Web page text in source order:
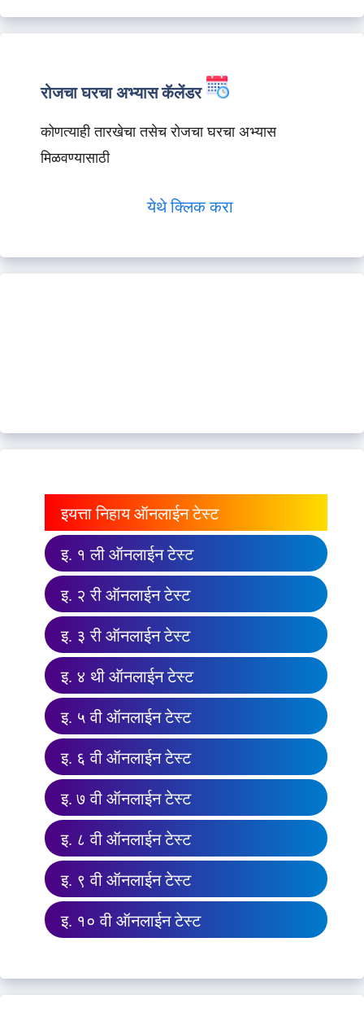
रोजचा घरचा अभ्यास कॅलेंडर
कोणत्याही तारखेचा तसेच रोजचा घरचा अभ्यास
मिळवण्यासाठी
येथे क्लिक करा
इयत्ता निहाय ऑनलाईन टेस्ट
इ. १ ली ऑनलाईन टेस्ट
इ. २ री ऑनलाईन टेस्ट
इ. ३ री ऑनलाईन टेस्ट
इ. ४ थी ऑनलाईन टेस्ट
इ. ५ वी ऑनलाईन टेस्ट
इ. ६ वी ऑनलाईन टेस्ट
इ. ७ वी ऑनलाईन टेस्ट
इ. ८ वी ऑनलाईन टेस्ट
इ. ९ वी ऑनलाईन टेस्ट
इ. १० वी ऑनलाईन टेस्ट